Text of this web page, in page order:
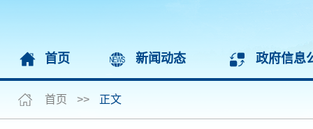
首页 新闻动态 政府信息
首页 >> 正文